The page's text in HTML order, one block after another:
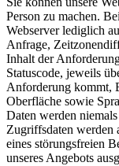
Person zu machen.
Webserver lediglich
Anfrage,
Inhalt der
Statuscode, jeweils
Anforderung kommt,
Oberfläche sowie
Daten werden
Zugriffsdaten werden
eines störungsfreien
unseres Angebots